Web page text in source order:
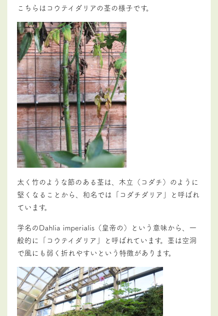
こちらはコウテイダリアの茎の様子です。
太く竹のような節のある茎は、木立（コダチ）のように
堅くなることから、和名では「コダチダリア」と呼ばれ
ています。
学名のDahlia imperialis（皇帝の）という意味から、一
般的に「コウテイダリア」と呼ばれています。茎は空洞
で風にも弱く折れやすいという特徴があります。